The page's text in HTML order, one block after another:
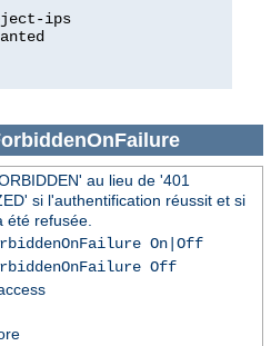
ips
au lieu de '401
si l'authentification réussit et si
été refusée.
On|Off
Off